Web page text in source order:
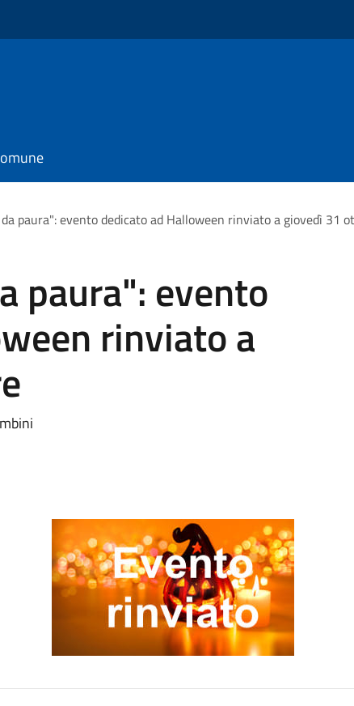
paura": evento dedicato ad Halloween rinviato a giovedì 31
paura": evento
rinviato a